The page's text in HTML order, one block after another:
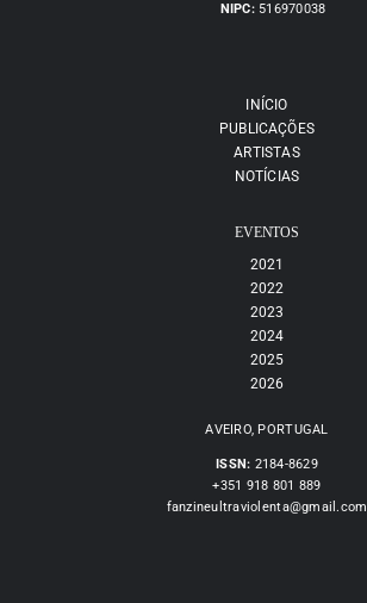
NIPC:516970038
INÍCIO
PUBLICAÇÕES
ARTISTAS
NOTÍCIAS
EVENTOS
2021
2022
2023
2024
2025
2026
AVEIRO, PORTUGAL
ISSN: 2184-8629
+351 918 801 889
fanzineultraviolenta@gmail.com